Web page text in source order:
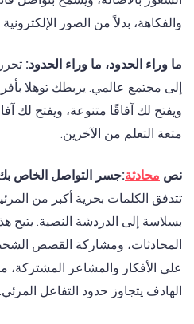
والفكاهة، بدلاً من الصور
ما وراء الحدود، ما وراء الحدود:
ويفتح لك آفاقًا متنوعة، ويفتح لك
متعة التعلم من الآخرين.
نص محادثة:جسر التواصل الخاص
بسلاسة إلى الدردشة النصية. يتيح
المحادثات، ومشاركة القصص
على الأفكار والمشاعر
الهادف يتجاوز حدود التفاعل المرئي.